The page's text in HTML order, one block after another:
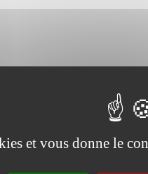
commandé ...
j'exerce mon droit de
et vous donne le